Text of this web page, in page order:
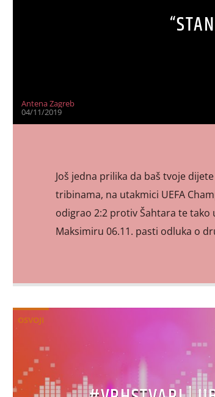
Antena Zagreb
04/11/2019
Još jedna prilika da baš tvoje
tribinama, na utakmici UEFA
odigrao 2:2 protiv Šahtara te
Maksimiru 06.11. pasti odluka o
OSVOJI